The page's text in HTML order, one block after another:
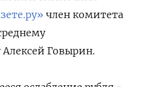
член комитета
Говырин.